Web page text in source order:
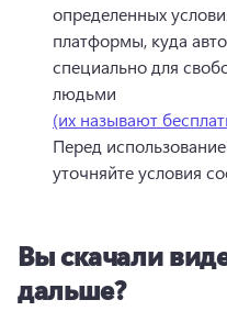
определенных
платформы, куда
специально для
людьми
(их называют
Перед
уточняйте условия
Вы скачали
дальше?